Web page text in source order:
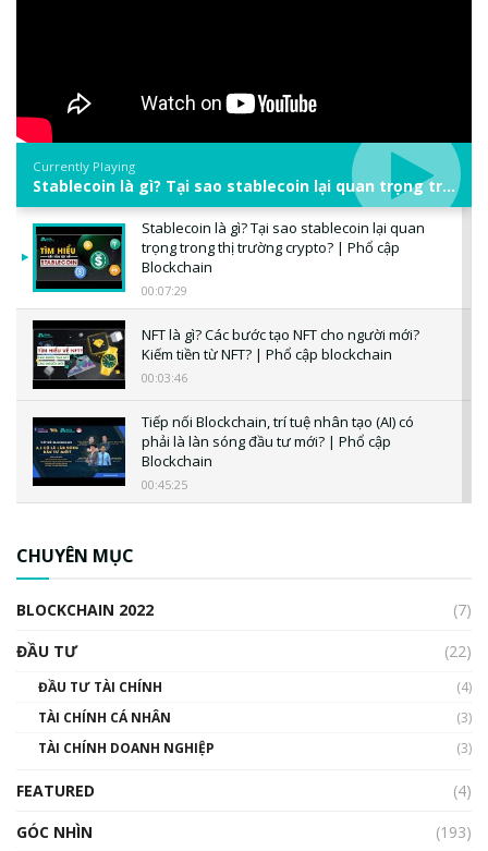
Currently Playing
Stablecoin là gì? Tại sao stablecoin lại quan trọng trong thị trường crypto? | Phổ cập Blockchain
Stablecoin là gì? Tại sao stablecoin lại quan
trọng trong thị trường crypto? | Phổ cập
Blockchain
00:07:29
NFT là gì? Các bước tạo NFT cho người mới?
Kiếm tiền từ NFT? | Phổ cập blockchain
00:03:46
Tiếp nối Blockchain, trí tuệ nhân tạo (AI) có
phải là làn sóng đầu tư mới? | Phổ cập
Blockchain
00:45:25
00:02:14
Nhìn lại năm 2022: Những sự kiện ảnh hưởng
đến hệ sinh thái tiền mã hoá | Phổ cập
CHUYÊN MỤC
BLOCKCHAIN 2022
(7)
ĐẦU TƯ
(22)
ĐẦU TƯ TÀI CHÍNH
(4)
TÀI CHÍNH CÁ NHÂN
(3)
TÀI CHÍNH DOANH NGHIỆP
(3)
FEATURED
(4)
GÓC NHÌN
(193)